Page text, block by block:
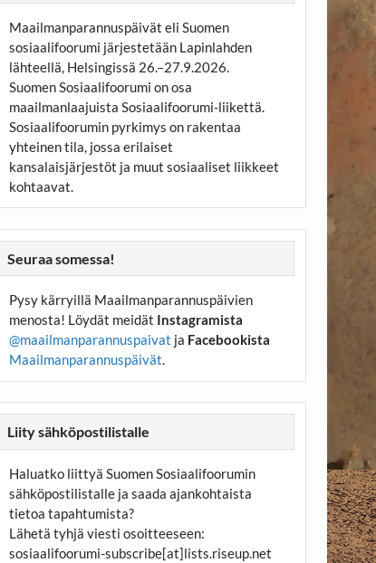
Maailmanparannuspäivät eli Suomen
sosiaalifoorumi järjestetään Lapinlahden
lähteellä, Helsingissä 26.–27.9.2026.
Suomen Sosiaalifoorumi on osa
maailmanlaajuista Sosiaalifoorumi-liikettä.
Sosiaalifoorumin pyrkimys on rakentaa
yhteinen tila, jossa erilaiset
kansalaisjärjestöt ja muut sosiaaliset liikkeet
kohtaavat.
Seuraa somessa!
Pysy kärryillä Maailmanparannuspäivien
menosta! Löydät meidät Instagramista
@maailmanparannuspaivat ja Facebookista
Maailmanparannuspäivät.
Liity sähköpostilistalle
Haluatko liittyä Suomen Sosiaalifoorumin
sähköpostilistalle ja saada ajankohtaista
tietoa tapahtumista?
Lähetä tyhjä viesti osoitteeseen:
sosiaalifoorumi-subscribe[at]lists.riseup.net